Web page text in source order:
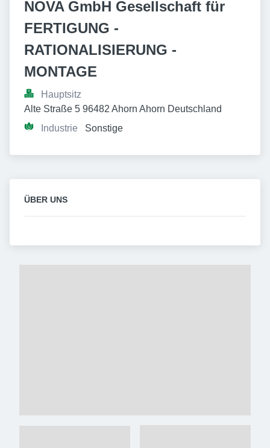
NOVA GmbH Gesellschaft für
FERTIGUNG -
RATIONALISIERUNG -
MONTAGE
Hauptsitz
Alte Straße 5 96482 Ahorn Ahorn Deutschland
Industrie
Sonstige
ÜBER UNS